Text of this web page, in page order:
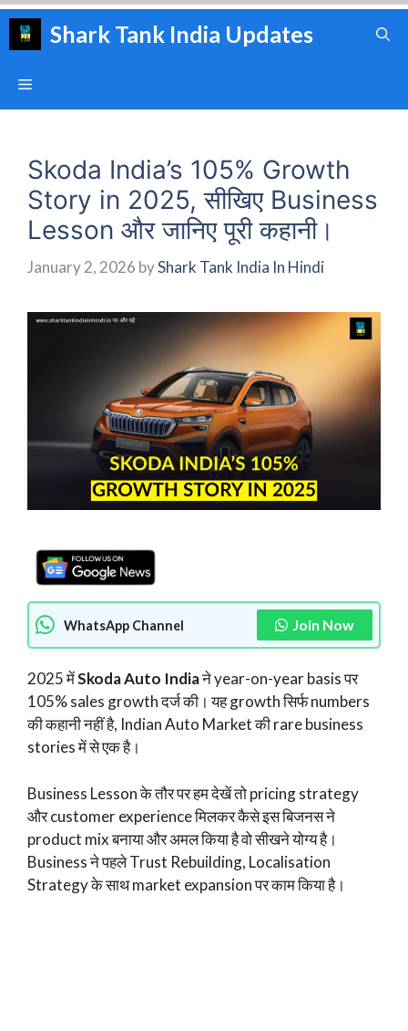
Skip
Shark Tank India Updates
Menu
Skoda India’s 105% Growth
Story in 2025, सीखिए Business
Lesson और जानिए पूरी कहानी।
January 2, 2026 byShark Tank India In Hindi
WhatsApp Channel Join Now
2025 मेंSkoda Auto Indiaने year-on-year basis पर
105% sales growth दर्ज की। यह growth सिर्फ numbers
की कहानी नहीं है, Indian Auto Market की rare business
stories में से एक है।
Business Lesson के तौर पर हम देखें तो pricing strategy
और customer experience मिलकर कैसे इस बिजनस ने
product mix बनाया और अमल किया है वो सीखने योग्य है।
Business ने पहले Trust Rebuilding, Localisation
Strategy के साथ market expansion पर काम किया है।